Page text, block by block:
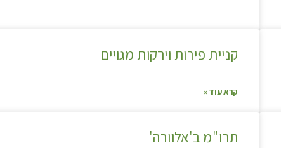
קניית פירות וירקות מגויים
קרא עוד »
תרו"מ ב'אלוורה'